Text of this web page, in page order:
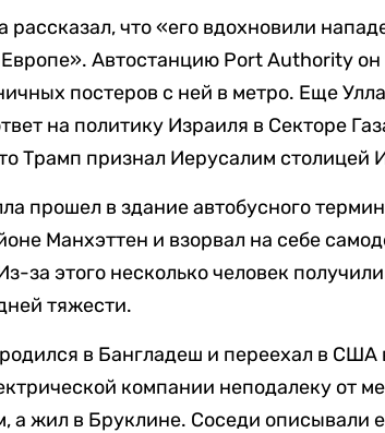
рассказал, что «его вдохновили
Автостанцию Port Authority он
постеров с ней в метро. Еще
на политику Израиля в Секторе
Трамп признал Иерусалим столицей
прошел в здание автобусного
Манхэттен и взорвал на себе
за этого несколько человек
тяжести.
в Бангладеш и переехал в США
компании неподалеку от
а жил в Бруклине. Соседи описывали